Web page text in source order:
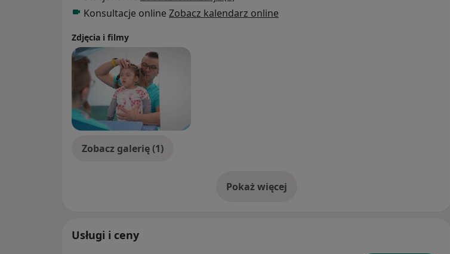
stacjonarnym należy odpowiednio wybrać jej rodzaj, tj. - wizyta pierwszorazowa -
wizyta kontrolna
Konsultacje online Zobacz kalendarz online
Zdjęcia i filmy
Zobacz galerię (1)
Pokaż więcejo doświadczeniu
Usługi i ceny